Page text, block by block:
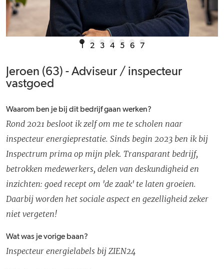
1 2 3 4 5 6 7
Jeroen (63) - Adviseur / inspecteur
vastgoed
Waarom ben je bij dit bedrijf gaan werken?
Rond 2021 besloot ik zelf om me te scholen naar
inspecteur energieprestatie. Sinds begin 2023 ben ik bij
Inspectrum prima op mijn plek. Transparant bedrijf,
betrokken medewerkers, delen van deskundigheid en
inzichten: goed recept om 'de zaak' te laten groeien.
Daarbij worden het sociale aspect en gezelligheid zeker
niet vergeten!
Wat was je vorige baan?
Inspecteur energielabels bij ZIEN24